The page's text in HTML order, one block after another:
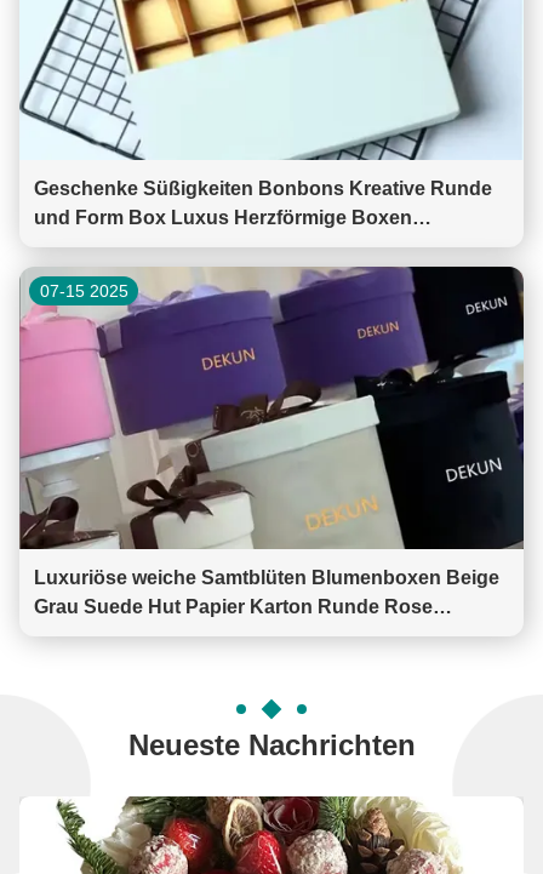
Geschenke Süßigkeiten Bonbons Kreative Runde
und Form Box Luxus Herzförmige Boxen
Schokolade Verpackung mit klarem Fenster
07-15 2025
Luxuriöse weiche Samtblüten Blumenboxen Beige
Grau Suede Hut Papier Karton Runde Rose
Zylinder Box für Blumen mit Custom Logo
Neueste Nachrichten